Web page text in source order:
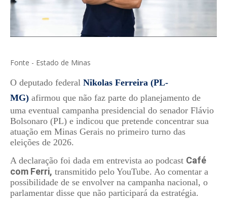
Fonte - Estado de Minas
O deputado federal Nikolas Ferreira (PL-
MG) afirmou que não faz parte do planejamento de
uma eventual campanha presidencial do senador Flávio
Bolsonaro (PL) e indicou que pretende concentrar sua
atuação em Minas Gerais no primeiro turno das
eleições de 2026.
A declaração foi dada em entrevista ao podcast Café
com Ferri, transmitido pelo YouTube. Ao comentar a
possibilidade de se envolver na campanha nacional, o
parlamentar disse que não participará da estratégia.